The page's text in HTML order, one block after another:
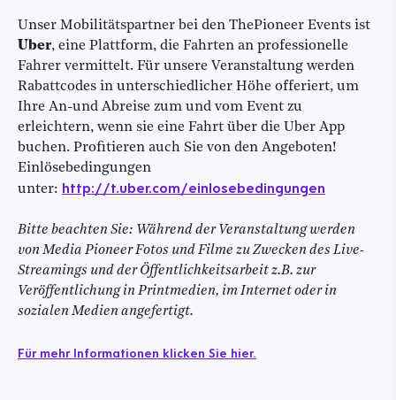
Unser Mobilitätspartner bei den ThePioneer Events ist
Uber, eine Plattform, die Fahrten an professionelle
Fahrer vermittelt. Für unsere Veranstaltung werden
Rabattcodes in unterschiedlicher Höhe offeriert, um
Ihre An-und Abreise zum und vom Event zu
erleichtern, wenn sie eine Fahrt über die Uber App
buchen. Profitieren auch Sie von den Angeboten!
Einlösebedingungen
unter: http://t.uber.com/einlosebedingungen
Bitte beachten Sie: Während der Veranstaltung werden
von Media Pioneer Fotos und Filme zu Zwecken des Live-
Streamings und der Öffentlichkeitsarbeit z.B. zur
Veröffentlichung in Printmedien, im Internet oder in
sozialen Medien angefertigt.
Für mehr Informationen klicken Sie hier.